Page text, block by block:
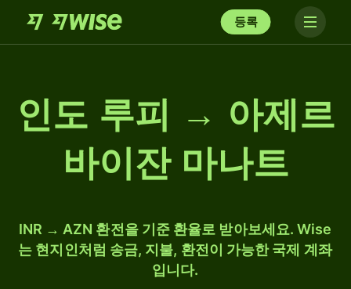
등록
인도 루피 → 아제르
바이잔 마나트
INR → AZN 환전을 기준 환율로 받아보세요. Wise
는 현지인처럼 송금, 지불, 환전이 가능한 국제 계좌
입니다.